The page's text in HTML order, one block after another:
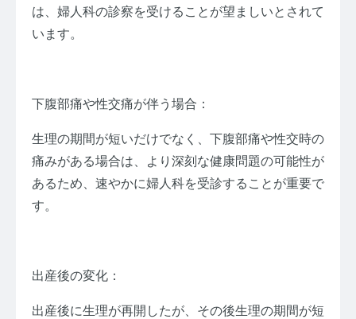
は、婦人科の診察を受けることが望ましいとされて
います。
下腹部痛や性交痛が伴う場合：
生理の期間が短いだけでなく、下腹部痛や性交時の
痛みがある場合は、より深刻な健康問題の可能性が
あるため、速やかに婦人科を受診することが重要で
す。
出産後の変化：
出産後に生理が再開したが、その後生理の期間が短